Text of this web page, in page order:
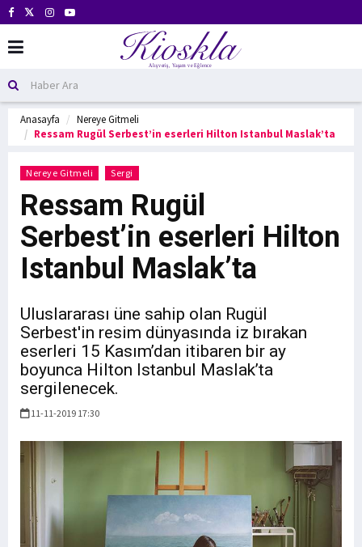
Anasayfa
Nereye Gitmeli
Ressam Rugül Serbest’in eserleri Hilton Istanbul Maslak’ta
Nereye Gitmeli Sergi
Ressam Rugül
Serbest’in eserleri Hilton
Istanbul Maslak’ta
Uluslararası üne sahip olan Rugül
Serbest'in resim dünyasında iz bırakan
eserleri 15 Kasım’dan itibaren bir ay
boyunca Hilton Istanbul Maslak’ta
sergilenecek.
11-11-2019 17:30